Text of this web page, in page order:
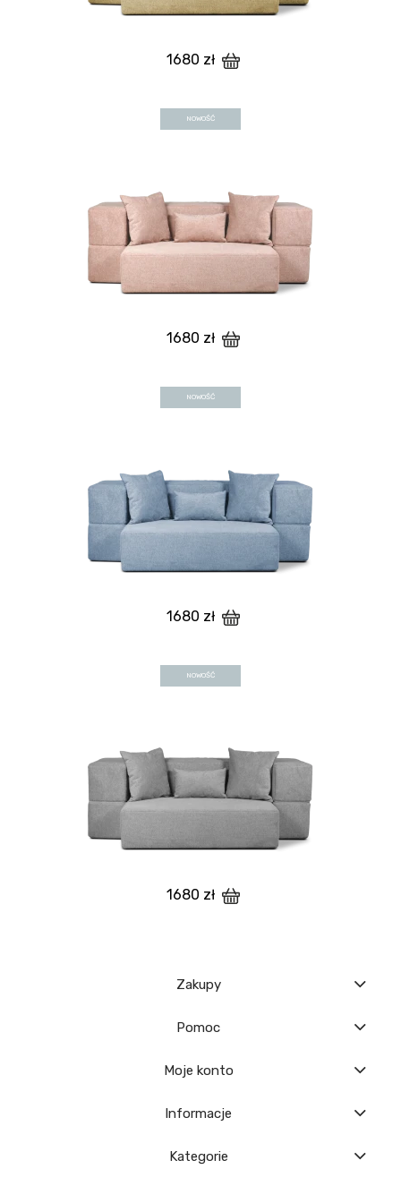
1680 zł
1680 zł
NOWOŚĆ
1680 zł
NOWOŚĆ
1680 zł
NOWOŚĆ
Zakupy
Pomoc
Moje konto
Informacje
Kategorie